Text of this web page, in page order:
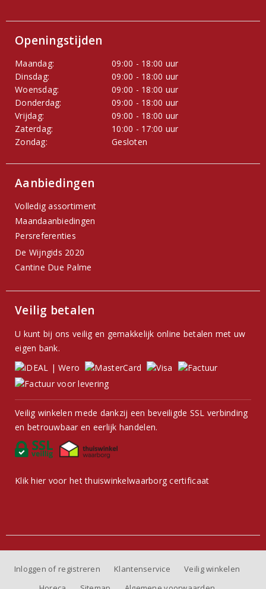
Openingstijden
Maandag:
09:00 - 18:00 uur
Dinsdag:
09:00 - 18:00 uur
Woensdag:
09:00 - 18:00 uur
Donderdag:
09:00 - 18:00 uur
Vrijdag:
09:00 - 18:00 uur
Zaterdag:
10:00 - 17:00 uur
Zondag:
Gesloten
Aanbiedingen
Volledig assortiment
Maandaanbiedingen
Persreferenties
De Wijngids 2020
Cantine Due Palme
Veilig betalen
U kunt bij ons veilig en gemakkelijk online betalen met uw
eigen bank.
Veilig winkelen mede dankzij een beveiligde SSL verbinding
en betrouwbaar en eerlijk handelen.
Klik hier voor het thuiswinkelwaarborg certificaat
Inloggen of registreren Klantenservice
Veilig winkelen